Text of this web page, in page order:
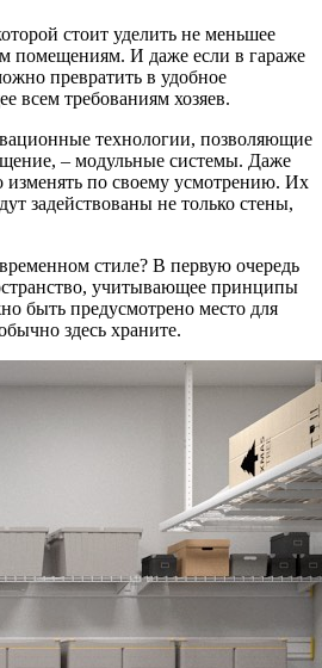
стоит уделить не меньшее
помещениям. И даже если в гараже
превратить в удобное
всем требованиям хозяев.
технологии, позволяющие
– модульные системы. Даже
по своему усмотрению. Их
задействованы не только стены,
стиле? В первую очередь
учитывающее принципы
быть предусмотрено место для
здесь храните.